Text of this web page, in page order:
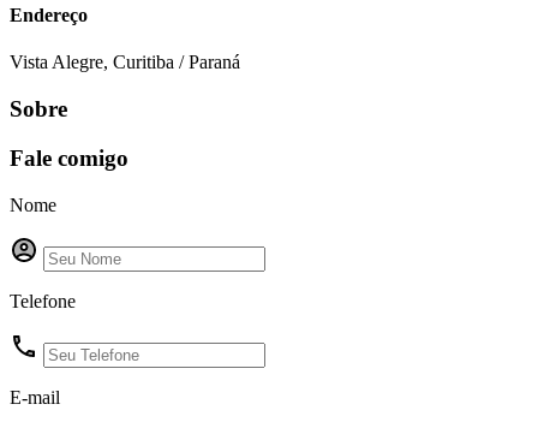
Endereço
Vista Alegre, Curitiba / Paraná
Sobre
Fale comigo
Nome
Telefone
E-mail